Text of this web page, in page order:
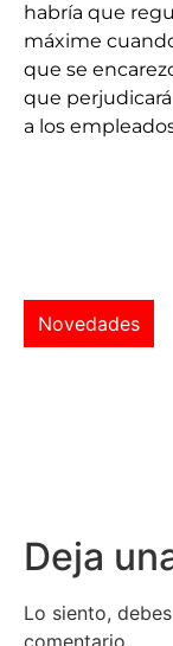
habría que
máxime
que se
que
a los
Novedades
Deja
Lo siento,